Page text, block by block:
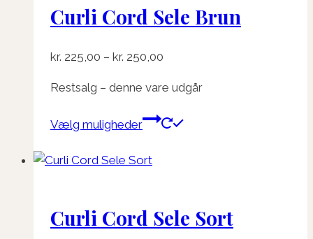
Mulighederne
kan
varesiden
Curli Cord Sele Brun
kr. 225,00 – kr. 250,00
til
Restsalg – denne vare udgår
Vælg muligheder
Dette
Mulighederne
kan
Curli Cord Sele Sort